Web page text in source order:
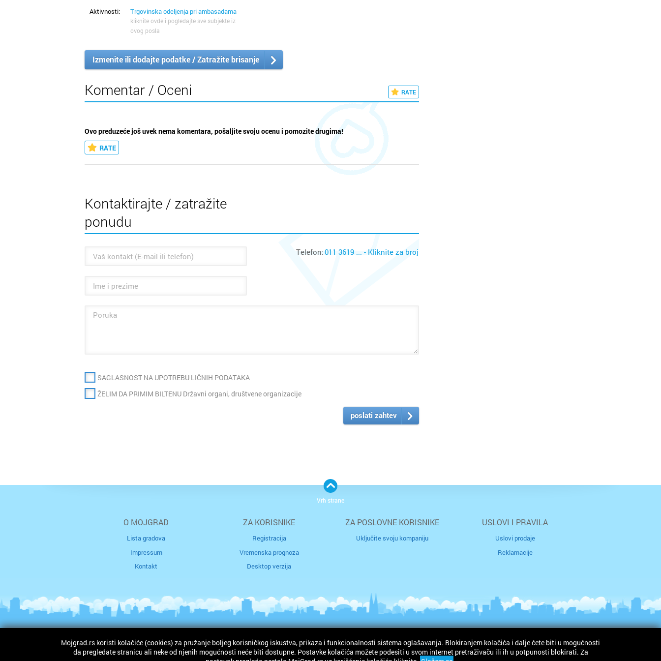
Aktivnosti: Trgovinska odeljenja pri ambasadama
kliknite ovde i pogledajte sve subjekte iz
ovog posla
Izmenite ili dodajte podatke / Zatražite brisanje
Komentar / Oceni RATE
Ovo preduzeće još uvek nema komentara, pošaljite svoju ocenu i pomozite drugima!
RATE
Kontaktirajte / zatražite
ponudu
Telefon:011 3619 ... - Kliknite za broj
SAGLASNOST NA UPOTREBU LIČNIH PODATAKA
ŽELIM DA PRIMIM BILTENU Državni organi, društvene organizacije
poslati zahtev
O MOJGRAD
Lista gradova
Impressum
Kontakt
ZA KORISNIKE
Registracija
Vremenska prognoza
Desktop verzija
ZA POSLOVNE KORISNIKE
Uključite svoju kompaniju
USLOVI I PRAVILA
Uslovi prodaje
Reklamacije
Autorska prava © 2026. mojgrad.rs. Sva prava zadržana. © Idoneus doo
Vrh strane
Mojgrad.rs koristi kolačiće (cookies) za pružanje boljeg korisničkog iskustva, prikaza i funkcionalnosti sistema oglašavanja. Blokiranjem kolačića i dalje ćete biti u mogućnosti
da pregledate stranicu ali neke od njenih mogućnosti neće biti dostupne. Postavke kolačića možete podesiti u svom internet pretraživaču ili ih u potpunosti blokirati. Za